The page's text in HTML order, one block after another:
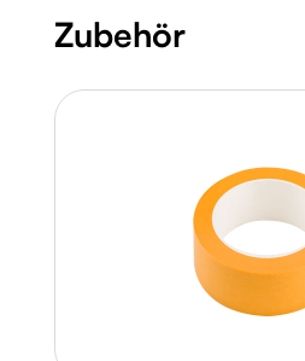
Produktgalerie überspringen